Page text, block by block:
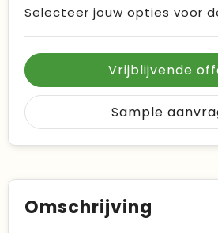
Selecteer jouw opties voor
Vrijblijvende
Sample
Omschrijving